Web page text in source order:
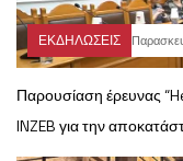
ΕΚΔΗΛΩΣΕΙΣ
Παρουσίαση έρευνας
INZEB για την